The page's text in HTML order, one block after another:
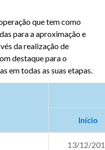
que tem como
para a aproximação e
da realização de
destaque para o
em todas as suas etapas.
Início
13/12/